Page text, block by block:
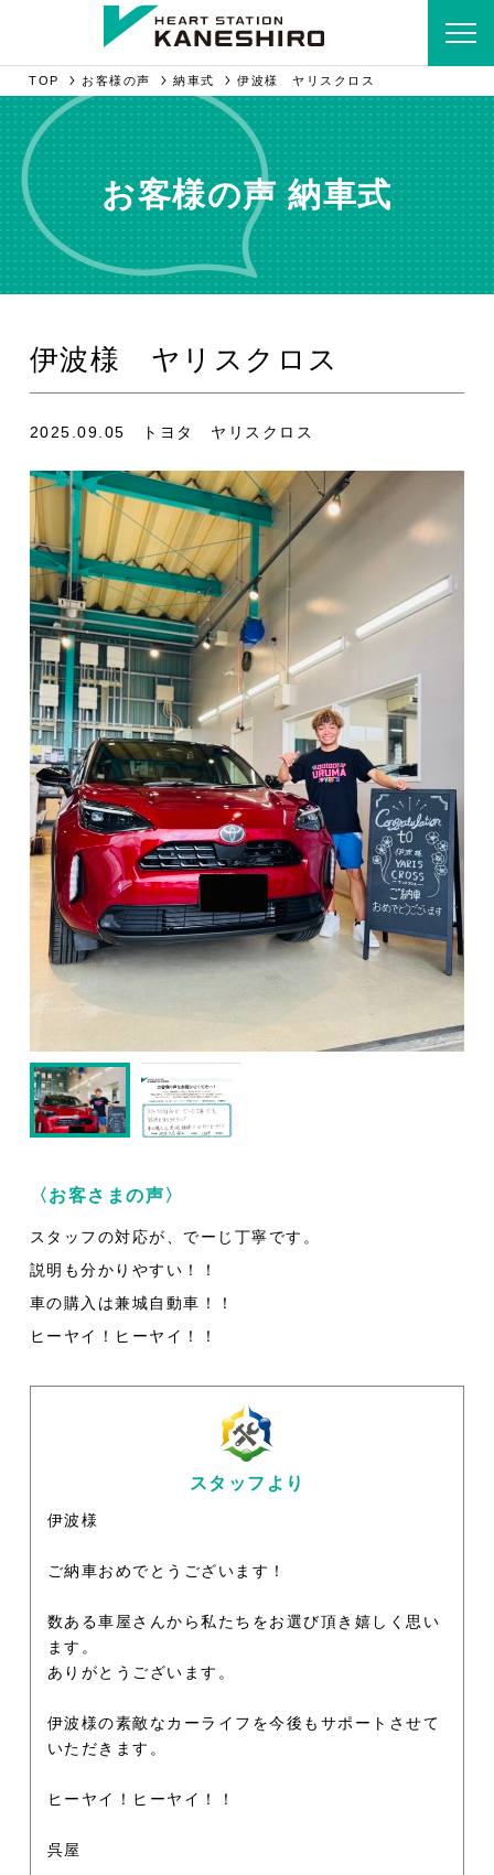
TOP お客様の声 納車式 伊波様 ヤリスクロス
お客様の声 納車式
伊波様 ヤリスクロス
2025.09.05 トヨタ ヤリスクロス
〈お客さまの声〉
スタッフの対応が、でーじ丁寧です。
説明も分かりやすい！！
車の購入は兼城自動車！！
ヒーヤイ！ヒーヤイ！！
スタッフより
伊波様
ご納車おめでとうございます！
数ある車屋さんから私たちをお選び頂き嬉しく思い
ます。
ありがとうございます。
伊波様の素敵なカーライフを今後もサポートさせて
いただきます。
ヒーヤイ！ヒーヤイ！！
呉屋